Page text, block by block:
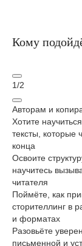
Кому
1/2
Авторам и
Хотите
тексты, которые
конца
Освоите
научитесь
читателя
Поймёте, как
сторителлинг в
и форматах
Разовьёте
письменной и